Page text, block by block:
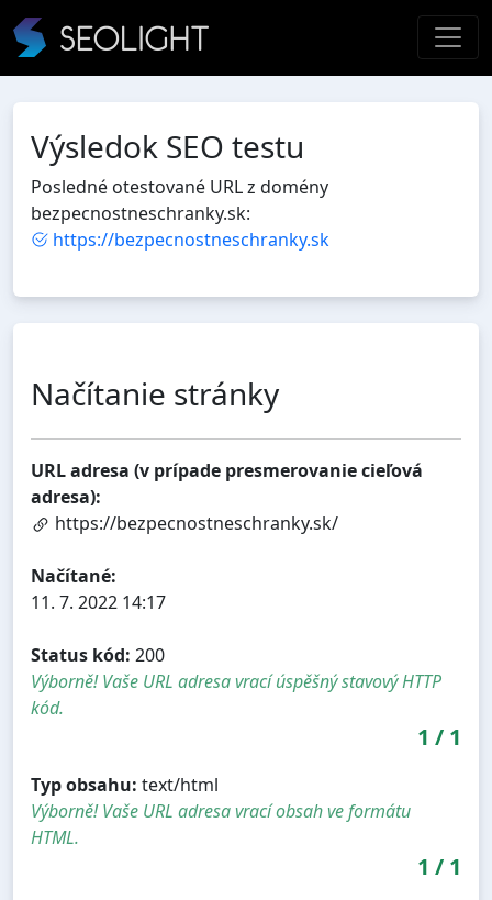
Výsledok SEO testu
Posledné otestované URL z domény
bezpecnostneschranky.sk:
https://bezpecnostneschranky.sk
Načítanie stránky
URL adresa (v prípade presmerovanie cieľová
adresa):
https://bezpecnostneschranky.sk/
Načítané:
11. 7. 2022 14:17
Status kód: 200
Výborně! Vaše URL adresa vrací úspěšný stavový HTTP
kód.
1 / 1
Typ obsahu: text/html
Výborně! Vaše URL adresa vrací obsah ve formátu
HTML.
1 / 1